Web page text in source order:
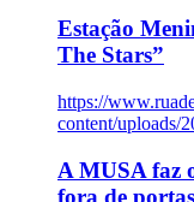
Estação
The Stars”
https://
content/uploads/
A MUSA faz
fora de portas